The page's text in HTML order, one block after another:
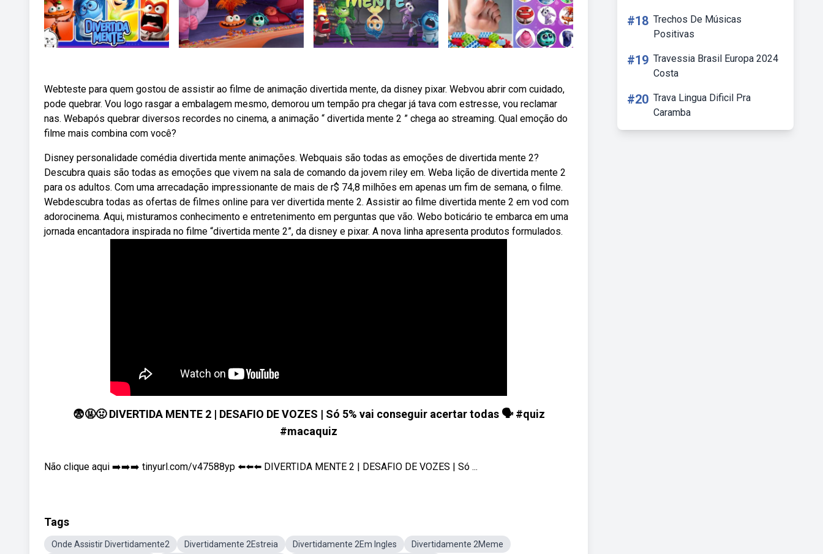
Webteste para quem gostou de assistir ao filme de animação divertida mente, da disney pixar. Webvou abrir com cuidado,
pode quebrar. Vou logo rasgar a embalagem mesmo, demorou um tempão pra chegar já tava com estresse, vou reclamar
nas. Webapós quebrar diversos recordes no cinema, a animação “ divertida mente 2 ” chega ao streaming. Qual emoção do
filme mais combina com você?
Disney personalidade comédia divertida mente animações. Webquais são todas as emoções de divertida mente 2?
Descubra quais são todas as emoções que vivem na sala de comando da jovem riley em. Weba lição de divertida mente 2
para os adultos. Com uma arrecadação impressionante de mais de r$ 74,8 milhões em apenas um fim de semana, o filme.
Webdescubra todas as ofertas de filmes online para ver divertida mente 2. Assistir ao filme divertida mente 2 em vod com
adorocinema. Aqui, misturamos conhecimento e entretenimento em perguntas que vão. Webo boticário te embarca em uma
jornada encantadora inspirada no filme “divertida mente 2”, da disney e pixar. A nova linha apresenta produtos formulados.
😨🤬🤢 DIVERTIDA MENTE 2 | DESAFIO DE VOZES | Só 5% vai conseguir acertar todas 🗣️ #quiz
#macaquiz
Não clique aqui ➡️➡️➡️ tinyurl.com/v47588yp ⬅️⬅️⬅️ DIVERTIDA MENTE 2 | DESAFIO DE VOZES | Só ...
Tags
Onde Assistir Divertidamente2 Divertidamente 2Estreia Divertidamente 2Em Ingles
Divertidamente 2Meme
#18 Trechos De Músicas
Positivas
#19 Travessia Brasil Europa 2024
Costa
#20 Trava Lingua Dificil Pra
Caramba